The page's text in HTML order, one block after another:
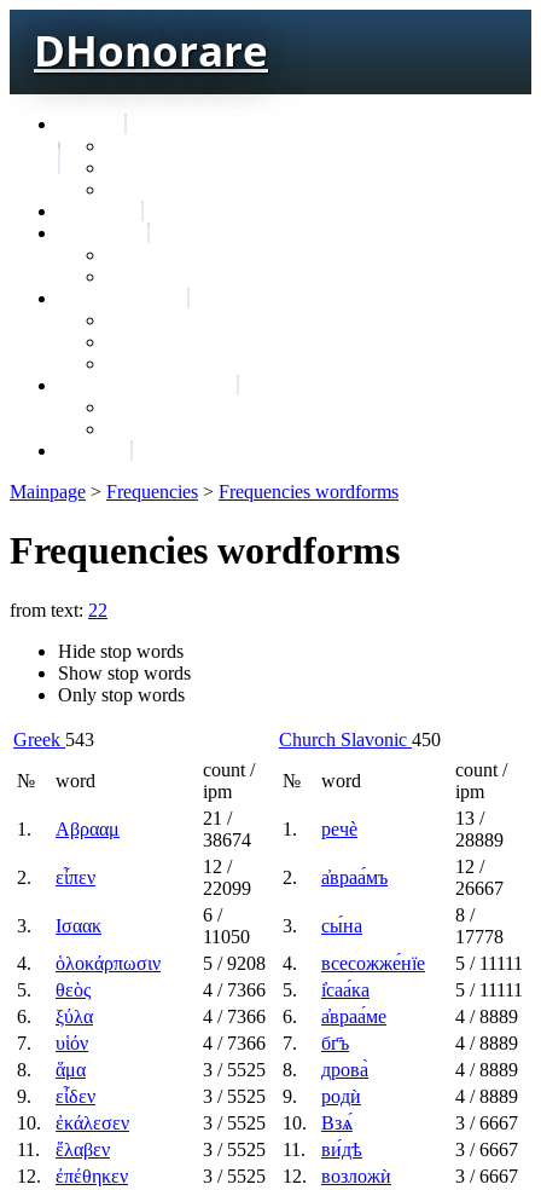
DHonorare
Mainpage > Frequencies > Frequencies wordforms
Frequencies wordforms
from text: 22
Hide stop words
Show stop words
Only stop words
Greek 543 Church Slavonic 450
№
word
count /
ipm
1.
Αβρααμ
21 /
38674
2.
εἶπεν
12 /
22099
3.
Ισαακ
6 /
11050
4.
ὁλοκάρπωσιν 5 / 9208
5.
θεὸς 4 / 7366
6.
ξύλα 4 / 7366
7.
υἱόν 4 / 7366
8.
ἅμα 3 / 5525
9.
εἶδεν 3 / 5525
10.
ἐκάλεσεν 3 / 5525
11.
ἔλαβεν 3 / 5525
12.
ἐπέθηκεν 3 / 5525
№ word
count /
ipm
1.
речѐ
13 /
28889
2.
а҆враа́мъ
12 /
26667
3.
сы́на
8 /
17778
4.
всесожже́нїе 5 / 11111
5.
і҆саа́ка 5 / 11111
6.
а҆враа́ме 4 / 8889
7.
бг҃ъ 4 / 8889
8.
дрова̀ 4 / 8889
9.
родѝ 4 / 8889
10.
Взѧ́ 3 / 6667
11.
ви́дѣ 3 / 6667
12.
возложѝ 3 / 6667